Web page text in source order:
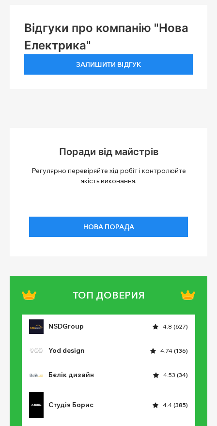
Відгуки про компанію "Нова
Електрика"
ЗАЛИШИТИ ВІДГУК
Поради від майстрів
Регулярно перевіряйте хід робіт і контролюйте
якість виконання.
НОВА ПОРАДА
ТОП ДОВЕРИЯ
NSDGroup 4.8 (627)
Yod design 4.74 (136)
Бєлік дизайн 4.53 (34)
Студія Борис 4.4 (385)